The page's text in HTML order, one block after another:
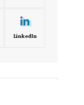
LinkedIn